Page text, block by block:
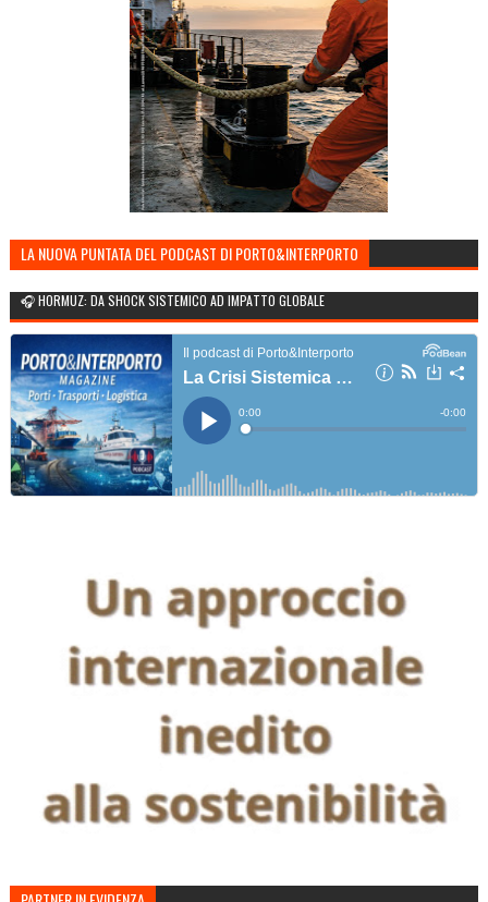
LA NUOVA PUNTATA DEL PODCAST DI PORTO&INTERPORTO
🎧 HORMUZ: DA SHOCK SISTEMICO AD IMPATTO GLOBALE